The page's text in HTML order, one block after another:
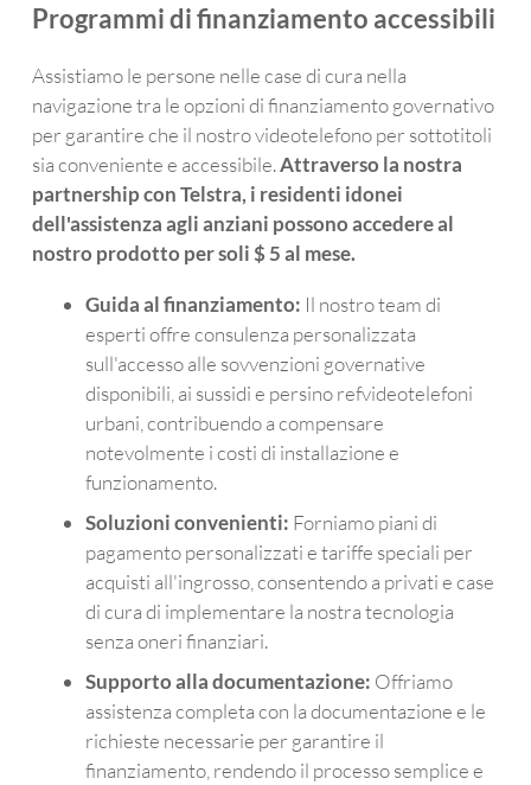
Programmi di finanziamento accessibili
Assistiamo le persone nelle case di cura nella
navigazione tra le opzioni di finanziamento governativo
per garantire che il nostro videotelefono per sottotitoli
sia conveniente e accessibile.Attraverso la nostra
partnership con Telstra, i residenti idonei
dell'assistenza agli anziani possono accedere al
nostro prodotto per soli $ 5 al mese.
Guida al finanziamento: Il nostro team di
esperti offre consulenza personalizzata
sull'accesso alle sovvenzioni governative
disponibili, ai sussidi e persino refvideotelefoni
urbani, contribuendo a compensare
notevolmente i costi di installazione e
funzionamento.
Soluzioni convenienti: Forniamo piani di
pagamento personalizzati e tariffe speciali per
acquisti all'ingrosso, consentendo a privati ​​e case
di cura di implementare la nostra tecnologia
senza oneri finanziari.
Supporto alla documentazione: Offriamo
assistenza completa con la documentazione e le
richieste necessarie per garantire il
finanziamento, rendendo il processo semplice e